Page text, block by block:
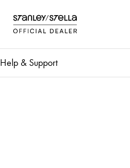
Help & Support